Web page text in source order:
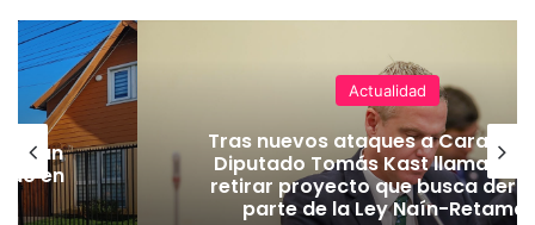
en
Actualidad
Tras nuevos ataques a
Diputado Tomás Kast llama al
retirar proyecto que busca
parte de la Ley Naín-Retamal